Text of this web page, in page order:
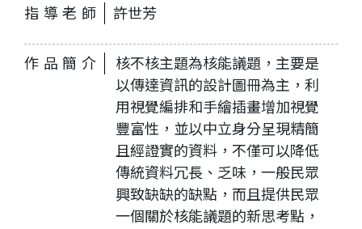
指導老師 許世芳
作品簡介
核不核主題為核能議題，主要是
以傳達資訊的設計圖冊為主，利
用視覺編排和手繪插畫增加視覺
豐富性，並以中立身分呈現精簡
且經證實的資料，不僅可以降低
傳統資料冗長、乏味，一般民眾
興致缺缺的缺點，而且提供民眾
一個關於核能議題的新思考點，